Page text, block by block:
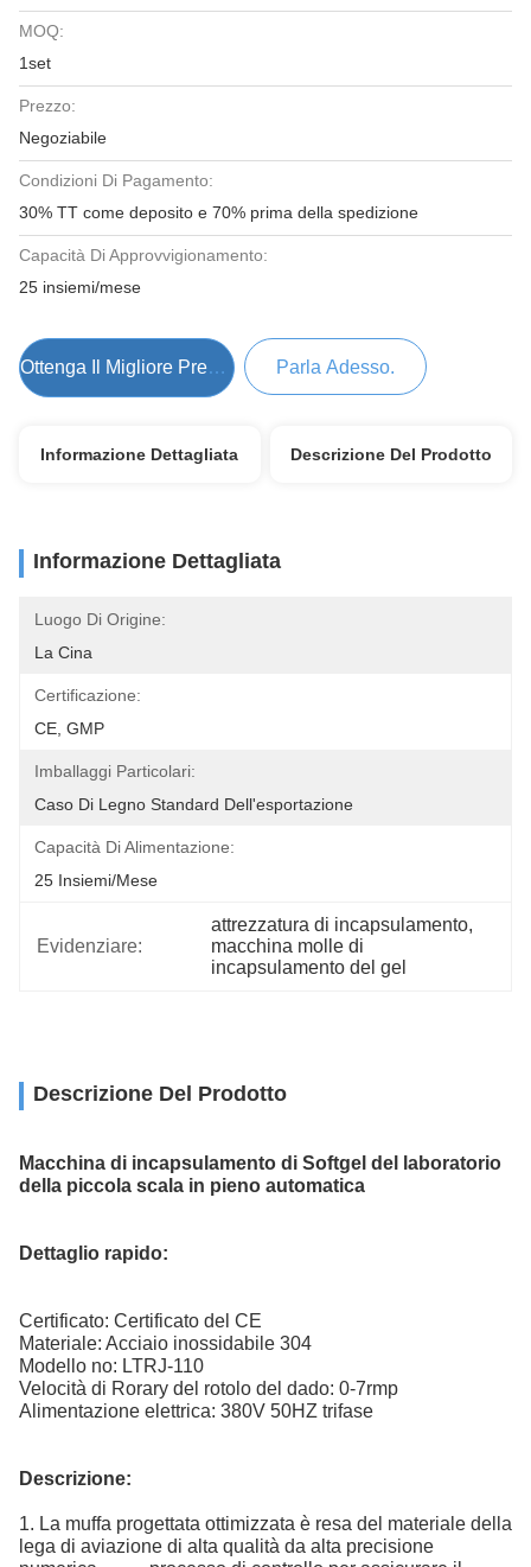
MOQ:
1set
Prezzo:
Negoziabile
Condizioni Di Pagamento:
30% TT come deposito e 70% prima della spedizione
Capacità Di Approvvigionamento:
25 insiemi/mese
Ottenga Il Migliore Prezzo Parla Adesso.
Informazione Dettagliata Descrizione Del Prodotto
Informazione Dettagliata
Luogo Di Origine:
La Cina
Certificazione:
CE, GMP
Imballaggi Particolari:
Caso Di Legno Standard Dell'esportazione
Capacità Di Alimentazione:
25 Insiemi/mese
Evidenziare:
attrezzatura di incapsulamento,
macchina molle di
incapsulamento del gel
Descrizione Del Prodotto
Macchina di incapsulamento di Softgel del laboratorio
della piccola scala in pieno automatica
Dettaglio rapido:
Certificato: Certificato del CE
Materiale: Acciaio inossidabile 304
Modello no: LTRJ-110
Velocità di Rorary del rotolo del dado: 0-7rmp
Alimentazione elettrica: 380V 50HZ trifase
Descrizione:
1. La muffa progettata ottimizzata è resa del materiale della
lega di aviazione di alta qualità da alta precisione